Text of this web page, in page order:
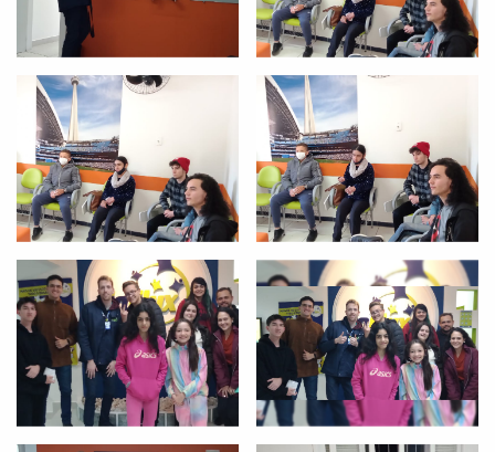
Preencha com seus dados abaixo e
com a: